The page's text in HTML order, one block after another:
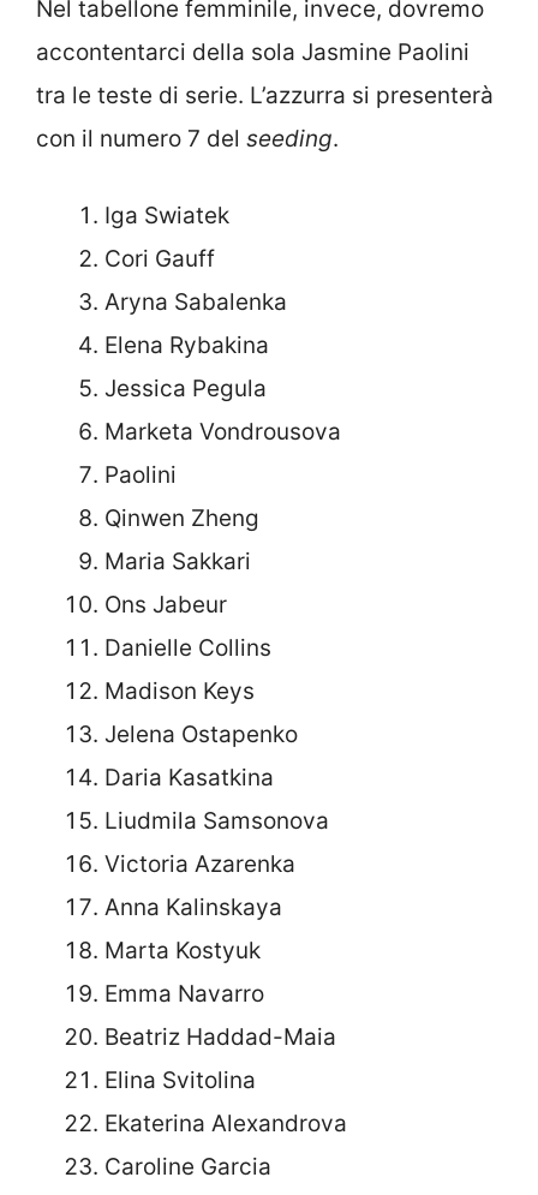
Nel tabellone femminile, invece, dovremo
accontentarci della sola Jasmine Paolini
tra le teste di serie. L’azzurra si presenterà
con il numero 7 del seeding.
Iga Swiatek
Cori Gauff
Aryna Sabalenka
Elena Rybakina
Jessica Pegula
Marketa Vondrousova
Paolini
Qinwen Zheng
Maria Sakkari
Ons Jabeur
Danielle Collins
Madison Keys
Jelena Ostapenko
Daria Kasatkina
Liudmila Samsonova
Victoria Azarenka
Anna Kalinskaya
Marta Kostyuk
Emma Navarro
Beatriz Haddad-Maia
Elina Svitolina
Ekaterina Alexandrova
Caroline Garcia